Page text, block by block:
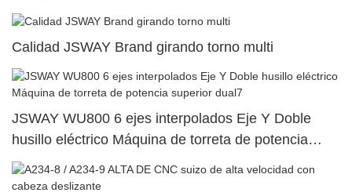
Calidad JSWAY Brand girando torno multi
JSWAY WU800 6 ejes interpolados Eje Y Doble
husillo eléctrico Máquina de torreta de potencia
superior dual7